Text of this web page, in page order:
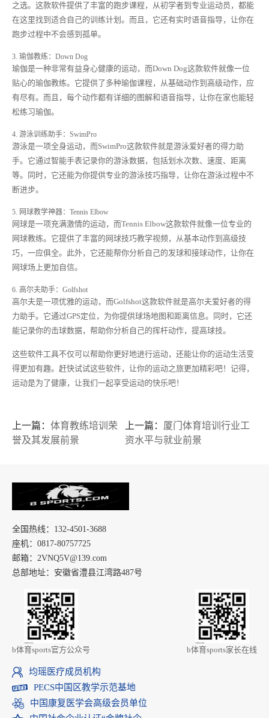
之选。这款软件提供了丰富的跑步课程，从初学者到专业运动员，都能
在这里找到适合自己的训练计划。而且，它还有实时语音指导，让你在
跑步过程中不会感到孤单。
3. 瑜伽教练：Down Dog
瑜伽是一种非常有益身心健康的运动，而Down Dog这款软件就像一位
贴心的瑜伽教练。它提供了多种瑜伽课程，从基础动作到高级动作，应
有尽有。而且，每个动作都有详细的图解和语音指导，让你在家也能轻
松练习瑜伽。
4. 游泳训练助手：SwimPro
游泳是一项全身运动，而SwimPro这款软件就是游泳爱好者的得力助
手。它通过智能手表记录你的游泳数据，包括划水次数、速度、距离
等。同时，它还能为你提供专业的游泳技巧指导，让你在游泳过程中不
断进步。
5. 网球教学神器：Tennis Elbow
网球是一项充满激情的运动，而Tennis Elbow这款软件就像一位专业的
网球教练。它提供了丰富的网球技巧教学视频，从基本动作到高级技
巧，一应俱全。此外，它还能帮你分析自己的发球和接球动作，让你在
网球场上更加自信。
6. 高尔夫助手：Golfshot
高尔夫是一项优雅的运动，而Golfshot这款软件就是高尔夫爱好者的得
力助手。它通过GPS定位，为你提供球场地图和距离信息。同时，它还
能记录你的击球数据，帮助你分析自己的挥杆动作，提高球技。
这些软件工具不仅可以帮助你更好地进行运动，还能让你的运动生活变
得更加有趣。赶快试试这些软件，让你的运动之旅更加精彩吧！记得，
运动是为了健康，让我们一起享受运动的快乐吧！
上一篇： 体育教练培训荣
誉及其发展前景
上一篇： 厦门体育培训行业工
资水平与就业前景
全国热线：132-4501-3688
座机：0817-80757725
邮箱：2VNQ5V@139.com
总部地址：安徽省澧县江湾路487号
b体育sports官方公众号 b体育sports家长在线
均瑶医疗成员机构
PECS中国区教学示范基地
中国康复医学会高级会员单位